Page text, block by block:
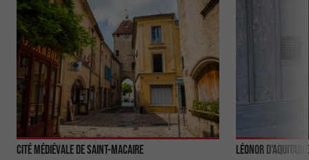
Cité médiévale de Saint-Macaire Léonor d'Aquitaine